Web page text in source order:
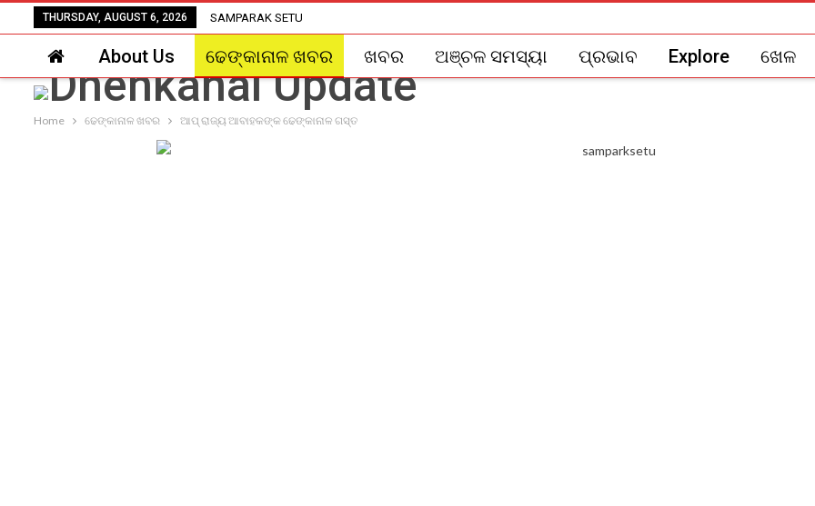
THURSDAY, AUGUST 6, 2026 SAMPARAK SETU
About Us ଢେଙ୍କାନାଳ ଖବର ଖବର ଅଞ୍ଚଳ ସମସ୍ୟା ପ୍ରଭାବ Explore ଖେଳ
Home ଢେଙ୍କାନାଳ ଖବର ଆପ୍ ରାଜ୍ୟ ଆବାହକଙ୍କ ଢେଙ୍କାନାଳ ଗସ୍ତ